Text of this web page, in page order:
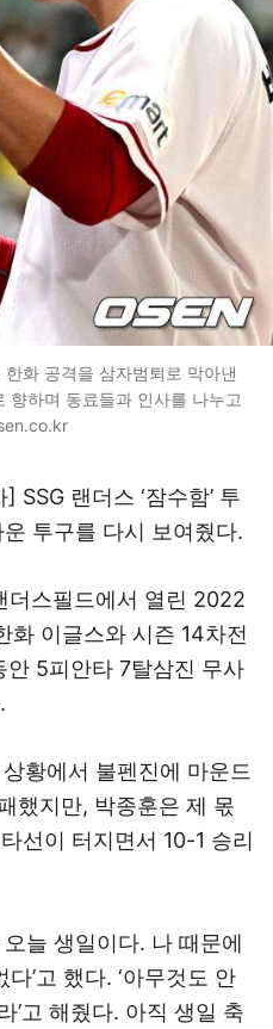
화 공격을 삼자범퇴로 막아낸
향하며 동료들과 인사를 나누고
SSG 랜더스 ‘잠수함’ 투
운 투구를 다시 보여줬다.
더스필드에서 열린 2022
화 이글스와 시즌 14차전
5피안타 7탈삼진 무사
황에서 불펜진에 마운드
했지만, 박종훈은 제 몫
선이 터지면서 10-1 승리
늘 생일이다. 나 때문에
’고 했다. ‘아무것도 안
’고 해줬다. 아직 생일 축